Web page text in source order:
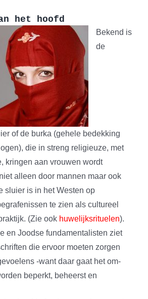
het hoofd
Bekend is
de
of de burka (gehele bedekking
die in streng religieuze, met
kringen aan vrouwen wordt
alleen door mannen maar ook
sluier is in het Westen op
te zien als cultureel
(Zie ook huwelijksrituelen).
en Joodse fundamentalisten ziet
die ervoor moeten zorgen
-want daar gaat het om-
beperkt, beheerst en